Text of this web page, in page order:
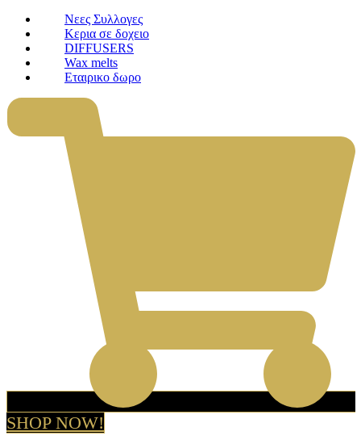
Νεες Συλλογες
Κερια σε δοχειο
DIFFUSERS
Wax melts
Εταιρικο δωρο
SHOP NOW!